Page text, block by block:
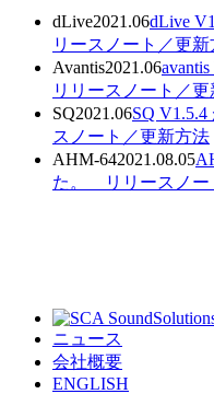
dLive2021.06dLive
リースノート／更新
Avantis2021.06
リリースノート／更
SQ2021.06SQ V1.5.4
スノート／更新方法
AHM-642021.08.05
た。
リリースノー
ニュース
会社概要
ENGLISH